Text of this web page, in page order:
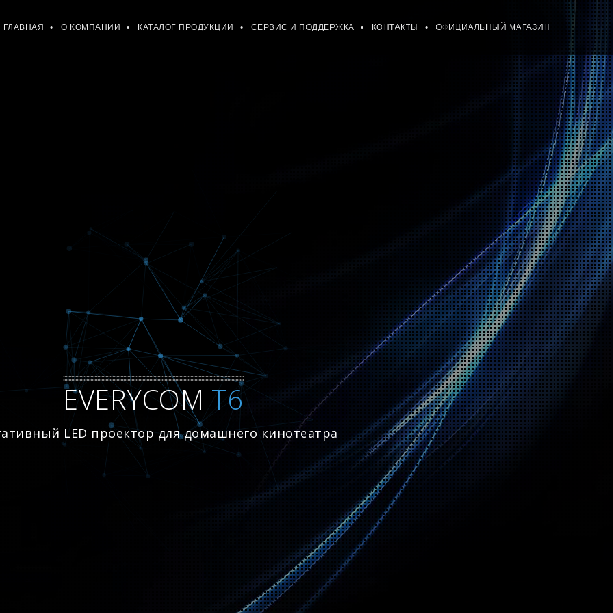
ГЛАВНАЯ О КОМПАНИИ КАТАЛОГ ПРОДУКЦИИ СЕРВИС И ПОДДЕРЖКА КОНТАКТЫ ОФИЦИАЛЬНЫЙ МАГАЗИН
EVERYCOM T6
LED проектор для домашнего кинотеатра